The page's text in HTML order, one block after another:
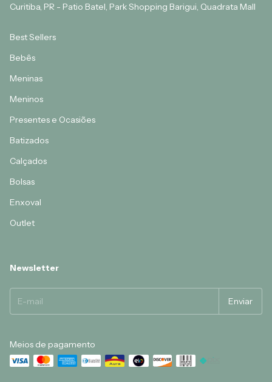
Curitiba, PR - Patio Batel, Park Shopping Barigui, Quadrata Mall
Best Sellers
Bebês
Meninas
Meninos
Presentes e Ocasiões
Batizados
Calçados
Bolsas
Enxoval
Outlet
Newsletter
Meios de pagamento